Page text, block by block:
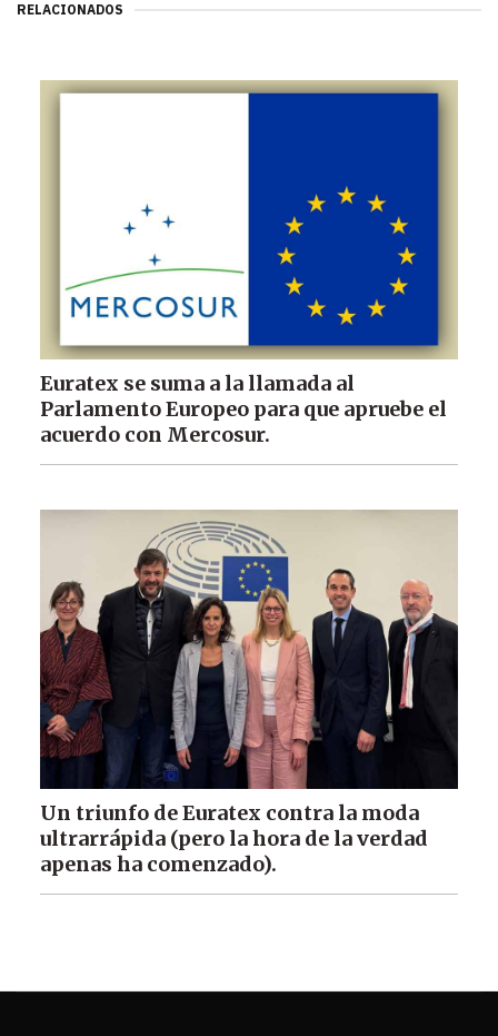
RELACIONADOS
Euratex se suma a la llamada al
Parlamento Europeo para que apruebe el
acuerdo con Mercosur.
Un triunfo de Euratex contra la moda
ultrarrápida (pero la hora de la verdad
apenas ha comenzado).